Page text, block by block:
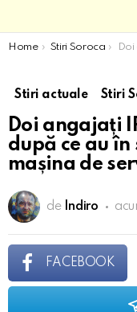
You are here:
Home Stiri Soroca Doi angajați IP
Stiri actuale Stiri
Doi angajați
după ce au
mașina de
de Indiro
FACEBOOK